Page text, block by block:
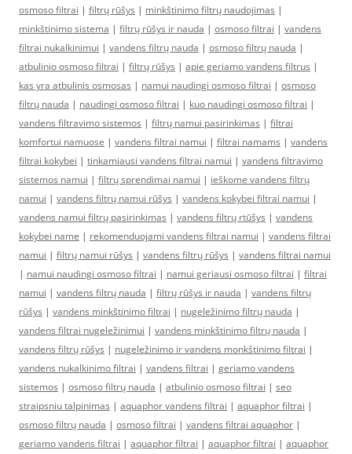
osmoso filtrai | filtrų rūšys | minkštinimo filtrų naudojimas |
minkštinimo sistema | filtrų rūšys ir nauda | osmoso filtrai | vandens
filtrai nukalkinimui | vandens filtrų nauda | osmoso filtrų nauda |
atbulinio osmoso filtrai | filtrų rūšys | apie geriamo vandens filtrus |
kas yra atbulinis osmosas | namui naudingi osmoso filtrai | osmoso
filtrų nauda | naudingi osmoso filtrai | kuo naudingi osmoso filtrai |
vandens filtravimo sistemos | filtrų namui pasirinkimas | filtrai
komfortui namuose | vandens filtrai namui | filtrai namams | vandens
filtrai kokybei | tinkamiausi vandens filtrai namui | vandens filtravimo
sistemos namui | filtrų sprendimai namui | ieškome vandens filtrų
namui | vandens filtrų namui rūšys | vandens kokybei filtrai namui |
vandens namui filtrų pasirinkimas | vandens filtrų rtūšys | vandens
kokybei name | rekomenduojami vandens filtrai namui | vandens filtrai
namui | filtrų namui rūšys | vandens filtrų rūšys | vandens filtrai namui
| namui naudingi osmoso filtrai | namui geriausi osmoso filtrai | filtrai
namui | vandens filtrų nauda | filtrų rūšys ir nauda | vandens filtrų
rūšys | vandens minkštinimo filtrai | nugeležinimo filtrų nauda |
vandens filtrai nugeležinimui | vandens minkštinimo filtrų nauda |
vandens filtrų rūšys | nugeležinimo ir vandens monkštinimo filtrai |
vandens nukalkinimo filtrai | vandens filtrai | geriamo vandens
sistemos | osmoso filtrų nauda | atbulinio osmoso filtrai | seo
straipsniu talpinimas | aquaphor vandens filtrai | aquaphor filtrai |
osmoso filtrų nauda | osmoso filtrai | vandens filtrai aquaphor |
geriamo vandens filtrai | aquaphor filtrai | aquaphor filtrai | aquaphor